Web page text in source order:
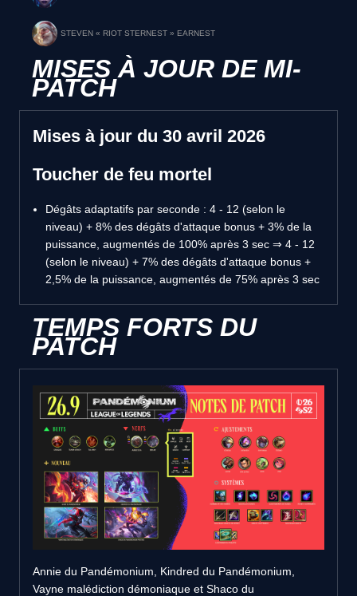
STEVEN « RIOT STERNEST » EARNEST
MISES À JOUR DE MI-
PATCH
Mises à jour du 30 avril 2026
Toucher de feu mortel
Dégâts adaptatifs par seconde : 4 - 12 (selon le
niveau) + 8% des dégâts d'attaque bonus + 3% de la
puissance, augmentés de 100% après 3 sec ⇒ 4 - 12
(selon le niveau) + 7% des dégâts d'attaque bonus +
2,5% de la puissance, augmentés de 75% après 3 sec
TEMPS FORTS DU
PATCH
Annie du Pandémonium, Kindred du Pandémonium,
Vayne malédiction démoniaque et Shaco du